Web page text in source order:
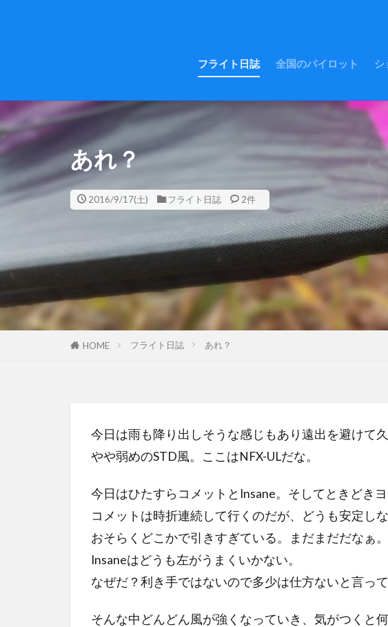
フライト日誌 全国のパイロット シ
あれ？
2016/9/17(土) フライト日誌 2件
HOME フライト日誌 あれ？
今日は雨も降り出しそうな感じもあり遠出を避けて
やや弱めのSTD風。ここはNFX-ULだな。
今日はひたすらコメットとInsane。そしてときどき
コメットは時折連続して行くのだが、どうも安定しな
おそらくどこかで引きすぎている。まだまだだなぁ。
Insaneはどうも左がうまくいかない。
なぜだ？利き手ではないので多少は仕方ないと言って
そんな中どんどん風が強くなっていき、気がつくと何